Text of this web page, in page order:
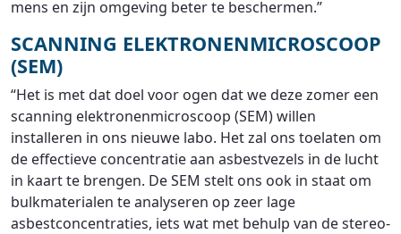
mens en zijn omgeving beter te beschermen.”
SCANNING ELEKTRONENMICROSCOOP
(SEM)
“Het is met dat doel voor ogen dat we deze zomer een
scanning elektronenmicroscoop (SEM) willen
installeren in ons nieuwe labo. Het zal ons toelaten om
de effectieve concentratie aan asbestvezels in de lucht
in kaart te brengen. De SEM stelt ons ook in staat om
bulkmaterialen te analyseren op zeer lage
asbestconcentraties, iets wat met behulp van de stereo-